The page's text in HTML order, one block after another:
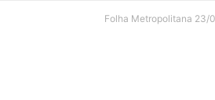
Folha Metropolitana 23/